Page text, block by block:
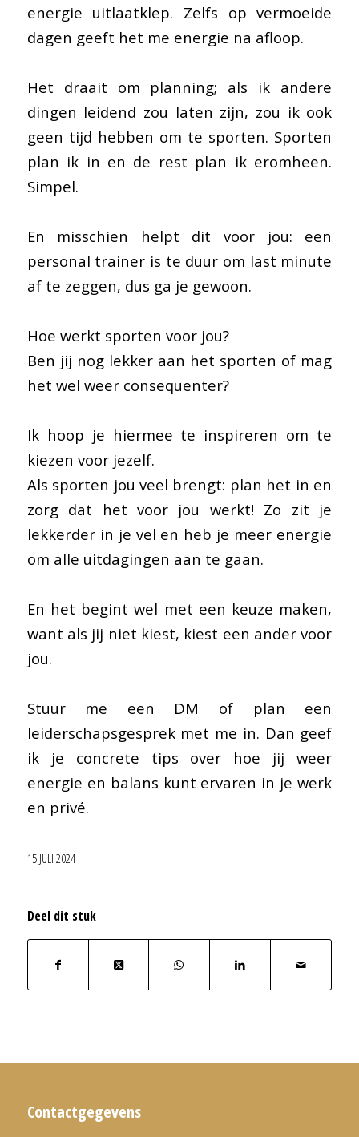
energie uitlaatklep. Zelfs op vermoeide
dagen geeft het me energie na afloop.
Het draait om planning; als ik andere
dingen leidend zou laten zijn, zou ik ook
geen tijd hebben om te sporten. Sporten
plan ik in en de rest plan ik eromheen.
Simpel.
En misschien helpt dit voor jou: een
personal trainer is te duur om last minute
af te zeggen, dus ga je gewoon.
Hoe werkt sporten voor jou?
Ben jij nog lekker aan het sporten of mag
het wel weer consequenter?
Ik hoop je hiermee te inspireren om te
kiezen voor jezelf.
Als sporten jou veel brengt: plan het in en
zorg dat het voor jou werkt! Zo zit je
lekkerder in je vel en heb je meer energie
om alle uitdagingen aan te gaan.
En het begint wel met een keuze maken,
want als jij niet kiest, kiest een ander voor
jou.
Stuur me een DM of plan een
leiderschapsgesprek met me in. Dan geef
ik je concrete tips over hoe jij weer
energie en balans kunt ervaren in je werk
en privé.
15 JULI 2024
Deel dit stuk
Contactgegevens